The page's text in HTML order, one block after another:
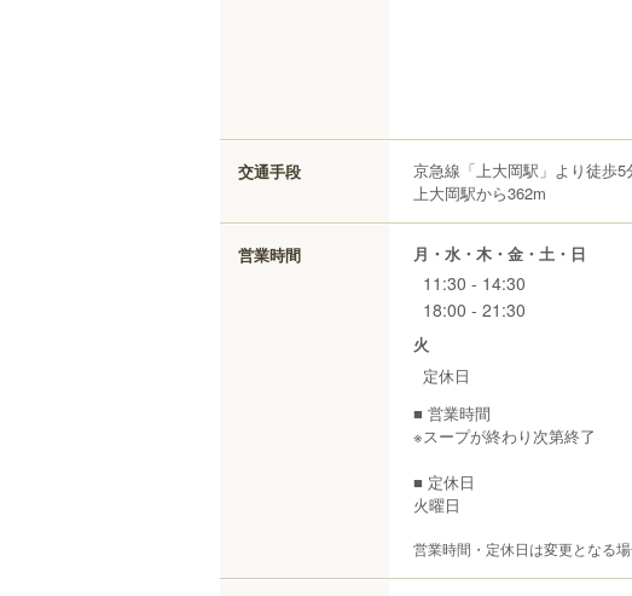
交通手段
京急線「上大岡駅」より徒歩5
上大岡駅から362m
営業時間 月・水・木・金・土・日
11:30 - 14:30
18:00 - 21:30
火
定休日
■ 営業時間
※スープが終わり次第終了
■ 定休日
火曜日
営業時間・定休日は変更となる